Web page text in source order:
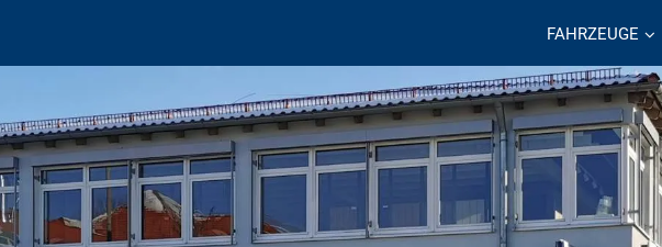
FAHRZEUGE